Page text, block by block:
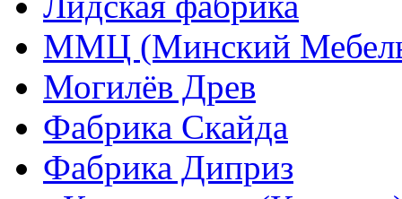
ММЦ (Минский
Могилёв Древ
Фабрика Скайда
Фабрика Диприз